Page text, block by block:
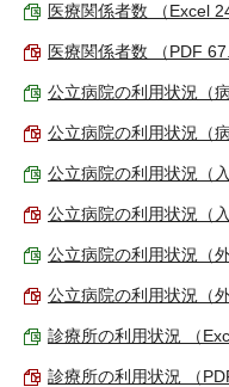
医療関係者数 （Excel
医療関係者数 （PDF
公立病院の利用状況（
公立病院の利用状況（
公立病院の利用状況（
公立病院の利用状況（
公立病院の利用状況（
公立病院の利用状況（
診療所の利用状況 （
診療所の利用状況 （